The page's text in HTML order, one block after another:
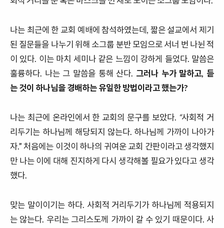
나는 최근에 한 교회 예배에 참석하였는데 , 짧은 설교에서 제기
된 질문들을 나누기 위해 소그룹 분반 모임으로서너 번 나뉜적
이 있다. 이는 마치 세미나 같은 느낌이 강하게 들었다. 말씀은
훌륭하다. 나는 그 말씀을 통해 산다. 그러나 누가 말하고, 듣
는것이 하나님을경배하는유일한방법이라고했는가?
나는 최근에 온라인에서 한 교회의 문구를보았다. “사회적 거
리두기는 하나님께 해당되지 않는다. 하나님께 가까이 나아가
자.”처음에는 이것이 하나의 귀여운 교회 간판이라고 생각했지
만 나는이에 대해 진지하게 다시 생각해볼 필요가 있다고 생각
했다.
맞는 말이이기는 하다. 사회적 거리두기가 하나님께 적용되지
는 않는다. 우리는 그리스도께 가까이 갈 수 있기 때문이다. 사